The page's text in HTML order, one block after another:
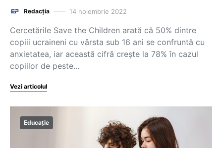
Redacția 14 noiembrie 2022
Cercetările Save the Children arată că 50% dintre
copiii ucraineni cu vârsta sub 16 ani se confruntă cu
anxietatea, iar această cifră crește la 78% în cazul
copiilor de peste…
Vezi articolul
Educație